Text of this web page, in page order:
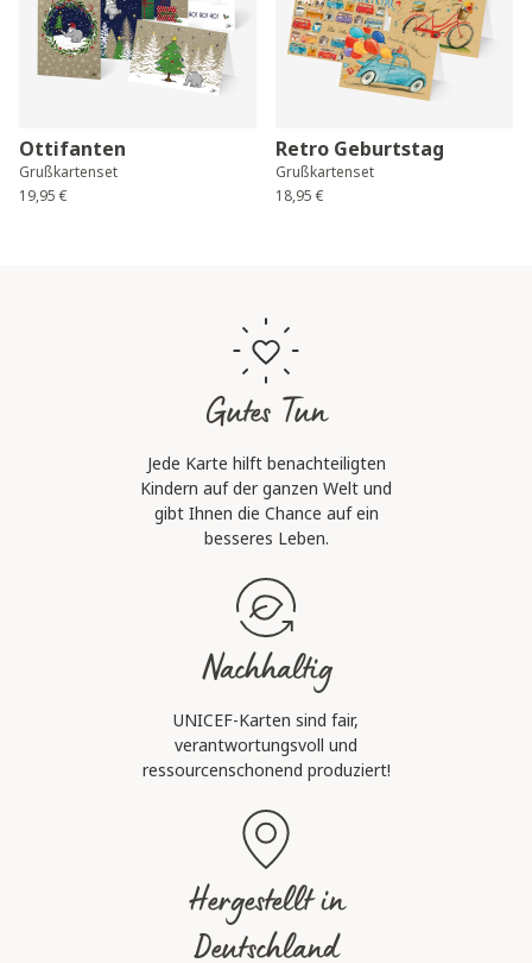
Ottifanten
Grußkartenset
19,95 €
Retro Geburtstag
Grußkartenset
18,95 €
Gutes Tun
Jede Karte hilft benachteiligten
Kindern auf der ganzen Welt und
gibt Ihnen die Chance auf ein
besseres Leben.
Nachhaltig
UNICEF-Karten sind fair,
verantwortungsvoll und
ressourcenschonend produziert!
Hergestellt in
Deutschland